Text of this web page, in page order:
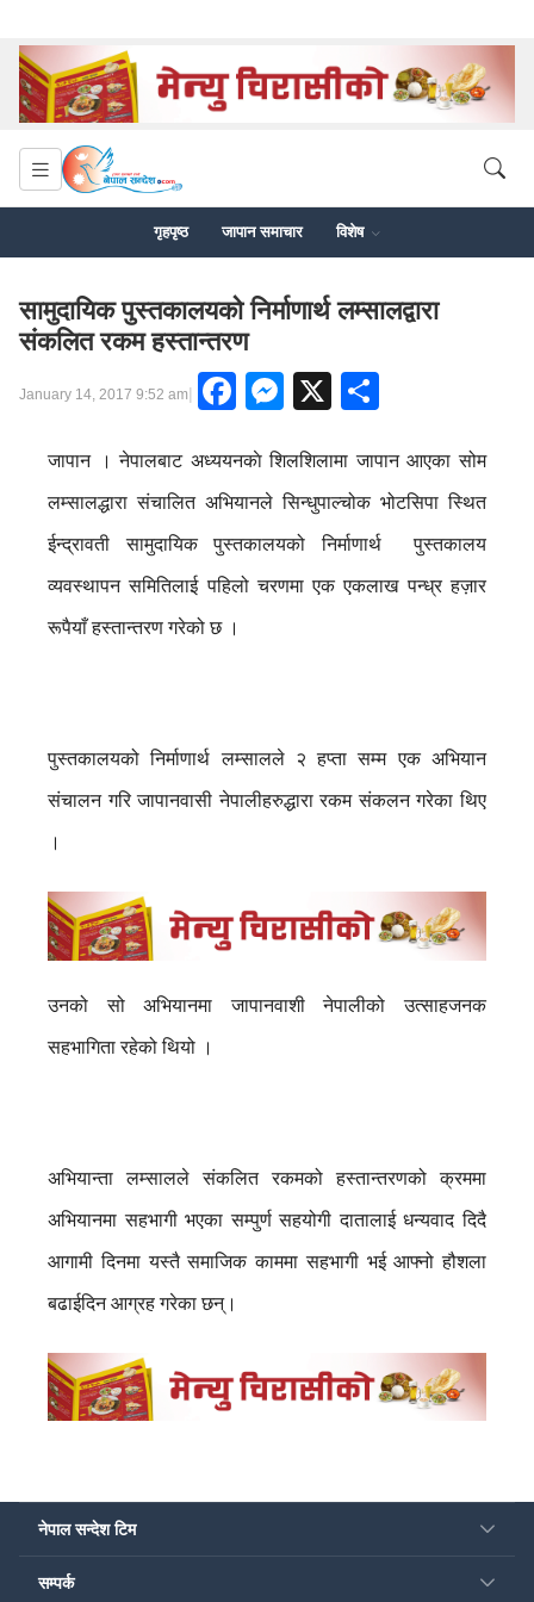
गृहपृष्ठ जापान समाचार विशेष
सामुदायिक पुस्तकालयको निर्माणार्थ लम्सालद्वारा
संकलित रकम हस्तान्तरण
January 14, 2017 9:52 am| Facebook
Messenger
X
जापान । नेपालबाट अध्ययनकाे शिलशिलामा जापान आएका सोम
लम्सालद्धारा संचालित अभियानले सिन्धुपाल्चोक भोटसिपा स्थित
ईन्द्रावती सामुदायिक पुस्तकालयको निर्माणार्थ पुस्तकालय
व्यवस्थापन समितिलाई पहिलो चरणमा एक एकलाख पन्ध्र हज़ार
रूपैयाँ हस्तान्तरण गरेको छ ।
पुस्तकालयको निर्माणार्थ लम्सालले २ हप्ता सम्म एक अभियान
संचालन गरि जापानवासी नेपालीहरुद्धारा रकम संकलन गरेका थिए
।
उनको सो अभियानमा जापानवाशी नेपालीको उत्साहजनक
सहभागिता रहेको थियो ।
अभियान्ता लम्सालले संकलित रकमको हस्तान्तरणको क्रममा
अभियानमा सहभागी भएका सम्पुर्ण सहयोगी दातालाई धन्यवाद दिदै
आगामी दिनमा यस्तै समाजिक काममा सहभागी भई आफ्नो हौशला
बढाईदिन आग्रह गरेका छन्।
नेपाल सन्देश टिम
सम्पर्क